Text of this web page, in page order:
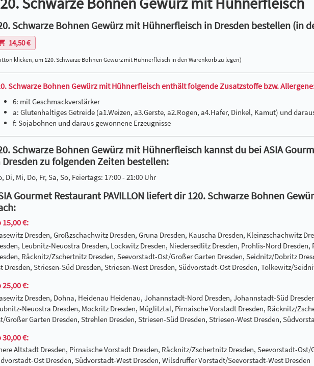
Schwarze Bohnen Gewürz mit Hühnerfleisch in Dresden bestellen (in
14,50 €
klicken, um 120. Schwarze Bohnen Gewürz mit Hühnerfleisch in den Warenkorb zu legen)
Schwarze Bohnen Gewürz mit Hühnerfleisch enthält folgende Zusatzstoffe bzw.
6: mit Geschmackverstärker
a: Glutenhaltiges Getreide (a1.Weizen, a3.Gerste, a2.Rogen, a4.Hafer, Dinkel, Kamut) und
f: Sojabohnen und daraus gewonnene Erzeugnisse
Schwarze Bohnen Gewürz mit Hühnerfleisch kannst du bei ASIA
Dresden zu folgenden Zeiten bestellen:
Di, Mi, Do, Fr, Sa, So, Feiertags: 17:00 - 21:00 Uhr
Gourmet Restaurant PAVILLON liefert dir 120. Schwarze Bohnen
15,00 €:
Dresden, Großzschachwitz Dresden, Gruna Dresden, Kauscha Dresden, Kleinzschachwitz
Leubnitz-Neuostra Dresden, Lockwitz Dresden, Niedersedlitz Dresden, Prohlis-Nord Dresden,
Räcknitz/Zschertnitz Dresden, Seevorstadt-Ost/Großer Garten Dresden, Seidnitz/Dobritz
Dresden, Striesen-Süd Dresden, Striesen-West Dresden, Südvorstadt-Ost Dresden, Tolkewitz/
25,00 €:
Dresden, Dohna, Heidenau Heidenau, Johannstadt-Nord Dresden, Johannstadt-Süd
Neuostra Dresden, Mockritz Dresden, Müglitztal, Pirnaische Vorstadt Dresden, Räcknitz/
Großer Garten Dresden, Strehlen Dresden, Striesen-Süd Dresden, Striesen-West Dresden,
30,00 €:
Altstadt Dresden, Pirnaische Vorstadt Dresden, Räcknitz/Zschertnitz Dresden, Seevorstadt-Ost/
Ost Dresden, Südvorstadt-West Dresden, Wilsdruffer Vorstadt/Seevorstadt-West Dresden